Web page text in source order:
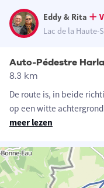
Eddy & Rita
Lac de la Haute-
Auto-Pédestre
8.3 km
De route is, in beide
op een witte
meer lezen